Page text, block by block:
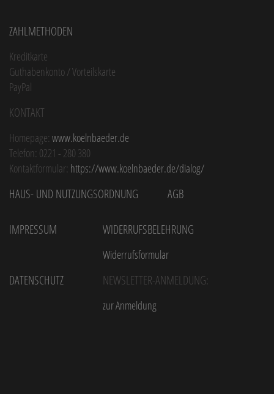
Zahlmethoden
Kreditkarte
Guthabenkonto / Vorteilskarte
PayPal
Kontakt
Homepage: www.koelnbaeder.de
Telefon: 0221 - 280 380
Kontaktformular: https://www.koelnbaeder.de/dialog/
Haus- und Nutzungsordnung AGB
Impressum Widerrufsbelehrung
Widerrufsformular
Datenschutz Newsletter-Anmeldung:
zur Anmeldung